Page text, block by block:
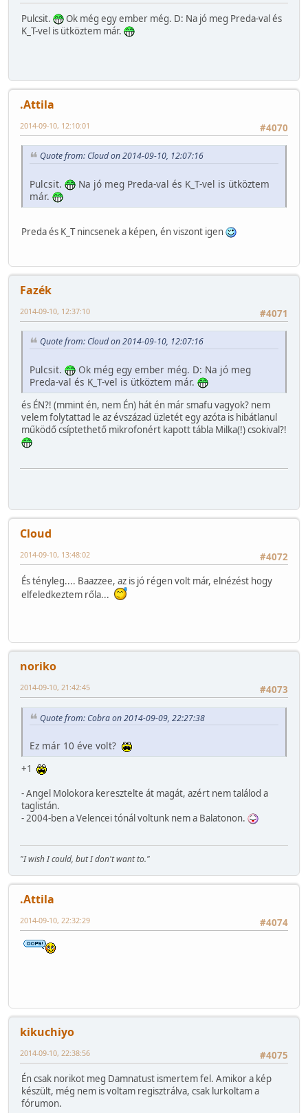
Pulcsit.
Ok még egy ember még. D: Na jó meg Preda-val és
K_T-vel is ütköztem már.
.Attila
#4070
2014-09-10, 12:10:01
Quote from: Cloud on 2014-09-10, 12:07:16
Pulcsit.
Na jó meg Preda-val és K_T-vel is ütköztem
már.
Preda és K_T nincsenek a képen, én viszont igen
Fazék
#4071
2014-09-10, 12:37:10
Quote from: Cloud on 2014-09-10, 12:07:16
Pulcsit.
Ok még egy ember még. D: Na jó meg
Preda-val és K_T-vel is ütköztem már.
és ÉN?! (mmint én, nem Én) hát én már smafu vagyok? nem
velem folytattad le az évszázad üzletét egy azóta is hibátlanul
működő csíptethető mikrofonért kapott tábla Milka(!) csokival?!
Cloud
#4072
2014-09-10, 13:48:02
És tényleg.... Baazzee, az is jó régen volt már, elnézést hogy
elfeledkeztem rőla...
noriko
#4073
2014-09-10, 21:42:45
Quote from: Cobra on 2014-09-09, 22:27:38
Ez már 10 éve volt?
+1
- Angel Molokora keresztelte át magát, azért nem találod a
taglistán.
- 2004-ben a Velencei tónál voltunk nem a Balatonon.
"I wish I could, but I don't want to."
.Attila
#4074
2014-09-10, 22:32:29
kikuchiyo
#4075
2014-09-10, 22:38:56
Én csak norikot meg Damnatust ismertem fel. Amikor a kép
készült, még nem is voltam regisztrálva, csak lurkoltam a
fórumon.